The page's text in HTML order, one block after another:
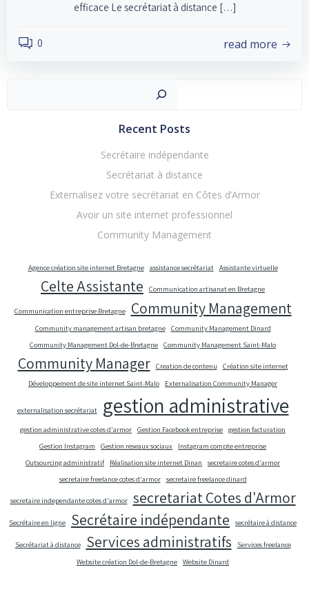
efficace Le secrétariat à distance […]
0 read more
Recent Posts
Secrétaire indépendante
Secrétariat à distance
Externalisez votre secrétariat en Côtes d’Armor
Avoir un site internet professionnel
Community Management
Agence création site internet Bretagne assistance secrétariat Assistante virtuelle
Celte Assistante Communication artisanat en Bretagne
Communication entreprise Bretagne Community Management
Community management artisan bretagne
Community Management Dinard
Community Management Dol-de-Bretagne Community Management Saint-Malo
Community Manager Creation de contenu
Création site internet
Développement de site internet Saint-Malo
Externalisation Community Manager
externalisation secrétariat gestion administrative
gestion administrative cotes d'armor Gestion Facebook entreprise gestion facturation
Gestion Instagram
Gestion reseaux sociaux
Instagram compte entreprise
Outsourcing administratif
Réalisation site internet Dinan
secretaire cotes d'armor
secretaire freelance cotes d'armor
secretaire freelance dinard
secretaire independante cotes d'armor secretariat Cotes d'Armor
Secrétaire en ligne Secrétaire indépendante secrétaire à distance
Secrétariat à distance Services administratifs
Services freelance
Website création Dol-de-Bretagne Website Dinard